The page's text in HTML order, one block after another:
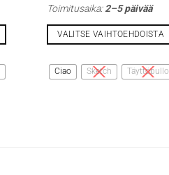
-
Toimitusaika:2–5 päivää
VALITSE VAIHTOEHDOISTA
tuotteella
Ciao Sketch Täyttöpullo